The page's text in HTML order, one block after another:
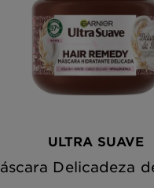
ULTRA SUAVE
Delicadeza